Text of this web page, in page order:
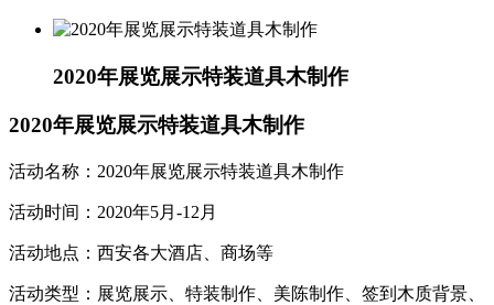
2020年展览展示特装道具木制作
2020年展览展示特装道具木制作
活动名称：2020年展览展示特装道具木制作
活动时间：2020年5月-12月
活动地点：西安各大酒店、商场等
活动类型：展览展示、特装制作、美陈制作、签到木质背景、